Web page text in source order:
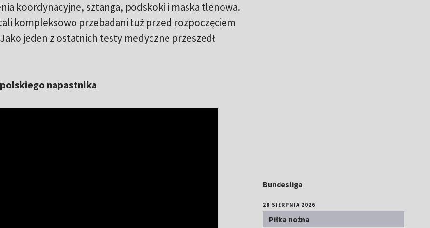
koordynacyjne, sztanga, podskoki i maska tlenowa.
kompleksowo przebadani tuż przed rozpoczęciem
jeden z ostatnich testy medyczne przeszedł
napastnika
Bundesliga
28 SIERPNIA 2026
Piłka nożna